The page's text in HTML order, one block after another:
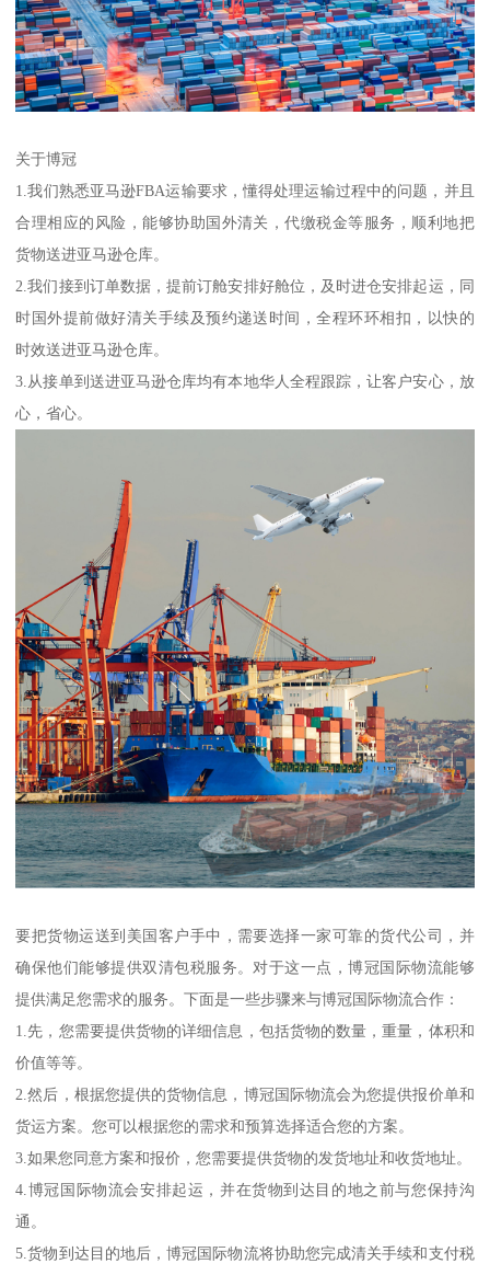
关于博冠
1.我们熟悉亚马逊FBA运输要求，懂得处理运输过程中的问题，并且
合理相应的风险，能够协助国外清关，代缴税金等服务，顺利地把
货物送进亚马逊仓库。
2.我们接到订单数据，提前订舱安排好舱位，及时进仓安排起运，同
时国外提前做好清关手续及预约递送时间，全程环环相扣，以快的
时效送进亚马逊仓库。
3.从接单到送进亚马逊仓库均有本地华人全程跟踪，让客户安心，放
心，省心。
要把货物运送到美国客户手中，需要选择一家可靠的货代公司，并
确保他们能够提供双清包税服务。对于这一点，博冠国际物流能够
提供满足您需求的服务。下面是一些步骤来与博冠国际物流合作：
1.先，您需要提供货物的详细信息，包括货物的数量，重量，体积和
价值等等。
2.然后，根据您提供的货物信息，博冠国际物流会为您提供报价单和
货运方案。您可以根据您的需求和预算选择适合您的方案。
3.如果您同意方案和报价，您需要提供货物的发货地址和收货地址。
4.博冠国际物流会安排起运，并在货物到达目的地之前与您保持沟
通。
5.货物到达目的地后，博冠国际物流将协助您完成清关手续和支付税